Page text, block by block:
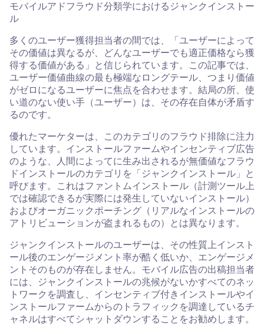
モバイルアドフラウド分類学におけるジャンクインストー
ル
多くのユーザー獲得担当者の間では、「ユーザーによって
その価値は異なるが、どんなユーザーでも適正価格なら獲
得する価値がある」と信じられています。この記事では、
ユーザー価値曲線の最も極端なロングテール、つまり価値
がゼロになるユーザーに焦点を合わせます。結局の所、使
い道のない使い手（ユーザー）は、その存在自体が矛盾す
るのです。
優れたマーケターは、このカテゴリのフラウド排除に注力
しています。インストールファームやインセンティブ広告
のような、人間によってに生み出されるが無価値なフラウ
ドインストールのカテゴリを「ジャンクインストール」と
呼びます。これはファントムインストール（計測ツール上
では確認できるが実際には発生していないインストール）
およびオーガニックポーチング（リアルなインストールの
アトリビューションが盗まれるもの）とは異なります。
ジャンクインストールのユーザーは、その性質上インスト
ール後のエンゲージメント率が酷く低いか、エンゲージメ
ントそのものが存在しません。モバイル広告の出稿担当者
には、ジャンクインストールの兆候がないかすべてのネッ
トワークを調査し、インセンティブ付きインストールやイ
ンストールファームからのトラフィックを調達しているチ
ャネルはすべてシャットダウンすることをお勧めします。